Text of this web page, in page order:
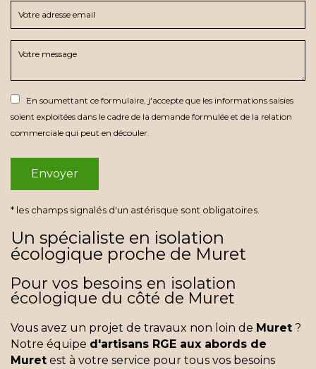
En soumettant ce formulaire, j'accepte que les informations saisies
soient exploitées dans le cadre de la demande formulée et de la relation
commerciale qui peut en découler.
* les champs signalés d'un astérisque sont obligatoires.
Un spécialiste en isolation
écologique proche de Muret
Pour vos besoins en isolation
écologique du côté de Muret
Vous avez un projet de travaux non loin de Muret ?
Notre équipe d'artisans RGE aux abords de
Muret est à votre service pour tous vos besoins